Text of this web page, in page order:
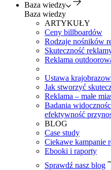
Baza wiedzy
Baza wiedzy
ARTYKUŁY
Ceny billboardów
Rodzaje nośników
Skuteczność
Reklama
Ustawa
Jak stworzyć
Reklama – małe
Badania
efektywność
BLOG
Case study
Ciekawe kampanie
Ebooki i raporty
Sprawdź nasz blog